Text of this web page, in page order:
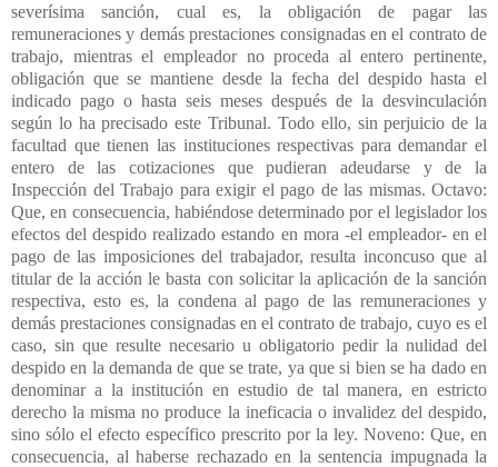
severísima sanción, cual es, la obligación de pagar las
remuneraciones y demás prestaciones consignadas en el contrato de
trabajo, mientras el empleador no proceda al entero pertinente,
obligación que se mantiene desde la fecha del despido hasta el
indicado pago o hasta seis meses después de la desvinculación
según lo ha precisado este Tribunal. Todo ello, sin perjuicio de la
facultad que tienen las instituciones respectivas para demandar el
entero de las cotizaciones que pudieran adeudarse y de la
Inspección del Trabajo para exigir el pago de las mismas. Octavo:
Que, en consecuencia, habiéndose determinado por el legislador los
efectos del despido realizado estando en mora -el empleador- en el
pago de las imposiciones del trabajador, resulta inconcuso que al
titular de la acción le basta con solicitar la aplicación de la sanción
respectiva, esto es, la condena al pago de las remuneraciones y
demás prestaciones consignadas en el contrato de trabajo, cuyo es el
caso, sin que resulte necesario u obligatorio pedir la nulidad del
despido en la demanda de que se trate, ya que si bien se ha dado en
denominar a la institución en estudio de tal manera, en estricto
derecho la misma no produce la ineficacia o invalidez del despido,
sino sólo el efecto específico prescrito por la ley. Noveno: Que, en
consecuencia, al haberse rechazado en la sentencia impugnada la